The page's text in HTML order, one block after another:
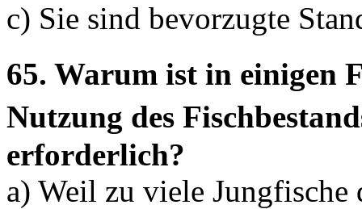
c) Sie sind bevorzugte
65. Warum ist in einigen
Nutzung des
erforderlich?
a) Weil zu viele Jungfische